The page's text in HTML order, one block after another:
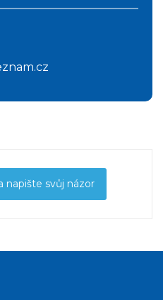
napište svůj názor